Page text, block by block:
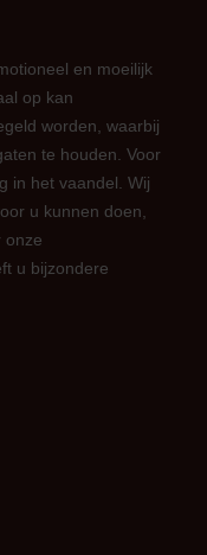
en moeilijk
op kan
worden, waarbij
te houden. Voor
in het vaandel. Wij
u kunnen doen,
onze
u bijzondere